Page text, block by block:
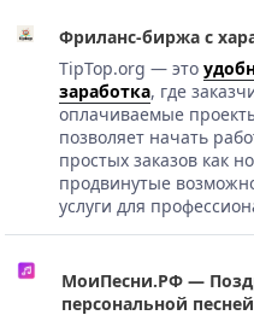
Фриланс-биржа с
TipTop.org — это
заработка, где
оплачиваемые
позволяет начать
простых заказов как
продвинутые
услуги для
МоиПесни.РФ —
персональной песней